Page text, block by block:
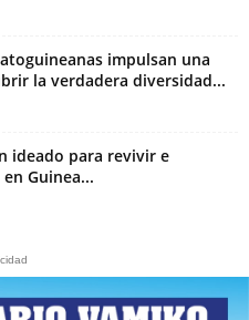
impulsan una
la verdadera diversidad...
ideado para revivir e
Guinea...